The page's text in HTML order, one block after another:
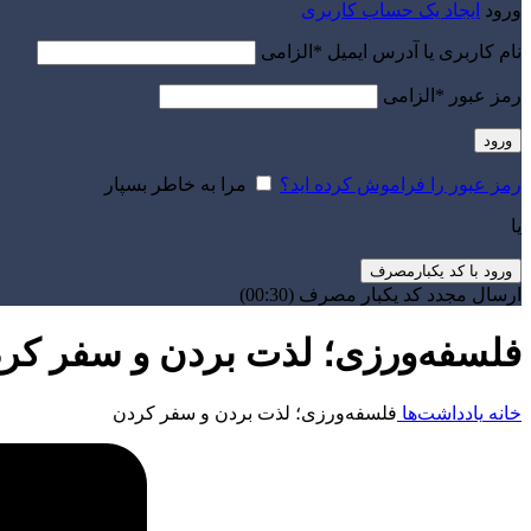
ورود ایجاد یک حساب کاربری
نام کاربری یا آدرس ایمیل * الزامی
رمز عبور * الزامی
ورود
رمز عبور را فراموش کرده اید؟ مرا به خاطر بسپار
یا
ورود با کد یکبارمصرف
ارسال مجدد کد یکبار مصرف (00:
30
)
فلسفه‌ورزی؛ لذت بردن و سفر
خانه یادداشت‌ها فلسفه‌ورزی؛ لذت بردن و سفر کردن